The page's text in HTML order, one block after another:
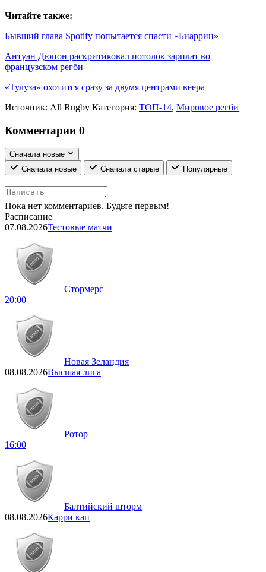
Читайте также:
Бывший глава Spotify попытается спасти «Биарриц»
Антуан Дюпон раскритиковал потолок зарплат во
французском регби
«Тулуза» охотится сразу за двумя центрами веера
Источник: All Rugby Категория: ТОП-14, Мировое регби
Комментарии 0
Сначала новые
Сначала новые
Сначала старые Популярные
Пока нет комментариев. Будьте первым!
Расписание
07.08.2026Тестовые матчи
Стормерс
20:00
Новая Зеландия
08.08.2026Высшая лига
Ротор
16:00
Балтийский шторм
08.08.2026Карри кап